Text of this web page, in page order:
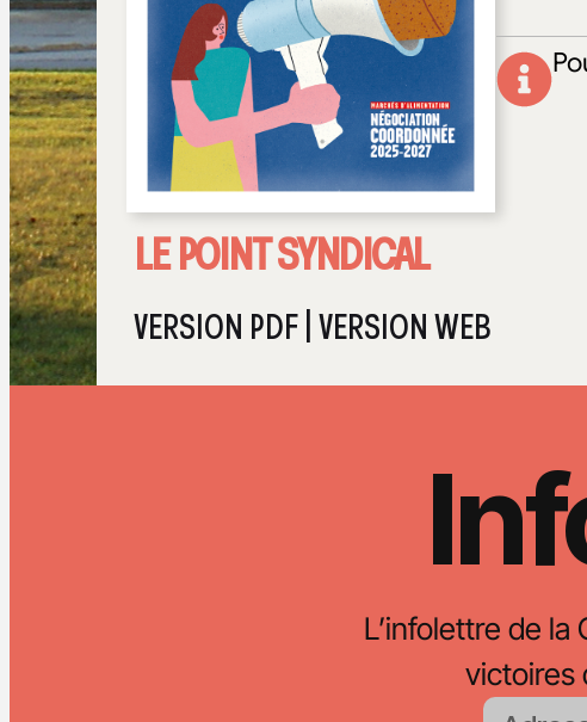
LE POINT SYNDICAL
VERSION PDF|VERSION WEB
L’infolettre de
victoires